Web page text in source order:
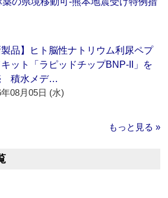
製品】ヒト脳性ナトリウム利尿ペプ
ット「ラピッドチップBNP-II」を
積水メデ…
08月05日 (水)
もっと見る »